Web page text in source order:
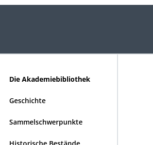
Die Akademiebibliothek
Geschichte
Sammelschwerpunkte